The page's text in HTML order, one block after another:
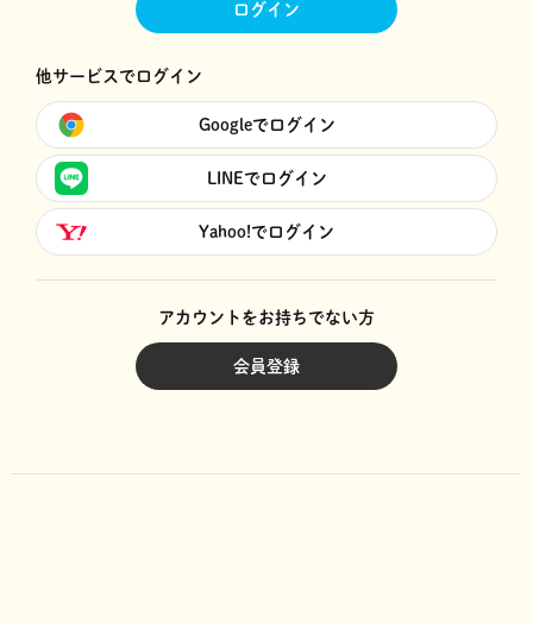
ログイン
他サービスでログイン
Googleでログイン
LINEでログイン
Yahoo!でログイン
アカウントをお持ちでない方
会員登録